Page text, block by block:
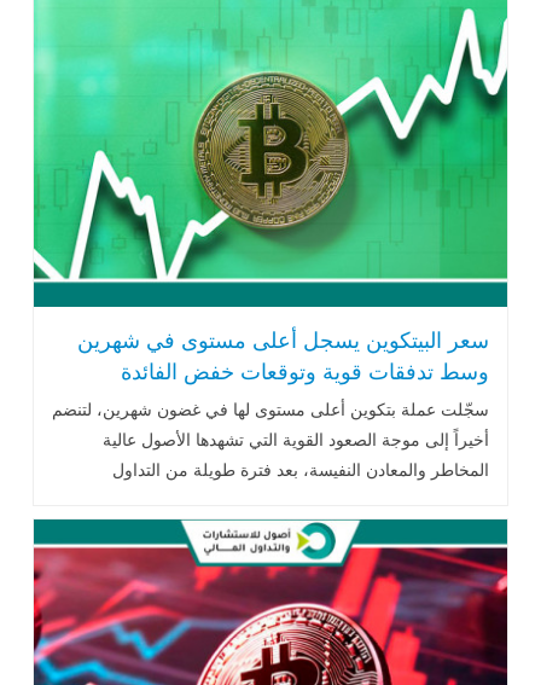
سعر البيتكوين يسجل أعلى مستوى في شهرين
وسط تدفقات قوية وتوقعات خفض الفائدة
سجّلت عملة بتكوين أعلى مستوى لها في غضون شهرين، لتنضم
أخيراً إلى موجة الصعود القوية التي تشهدها الأصول عالية
المخاطر والمعادن النفيسة، بعد فترة طويلة من التداول